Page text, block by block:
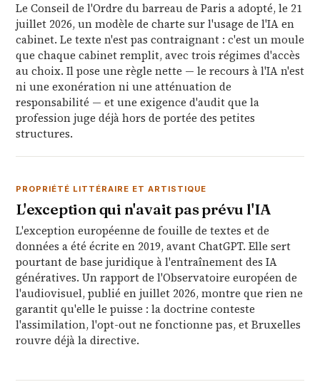
Le Conseil de l'Ordre du barreau de Paris a adopté, le 21
juillet 2026, un modèle de charte sur l'usage de l'IA en
cabinet. Le texte n'est pas contraignant : c'est un moule
que chaque cabinet remplit, avec trois régimes d'accès
au choix. Il pose une règle nette — le recours à l'IA n'est
ni une exonération ni une atténuation de
responsabilité — et une exigence d'audit que la
profession juge déjà hors de portée des petites
structures.
PROPRIÉTÉ LITTÉRAIRE ET ARTISTIQUE
L'exception qui n'avait pas prévu l'IA
L'exception européenne de fouille de textes et de
données a été écrite en 2019, avant ChatGPT. Elle sert
pourtant de base juridique à l'entraînement des IA
génératives. Un rapport de l'Observatoire européen de
l'audiovisuel, publié en juillet 2026, montre que rien ne
garantit qu'elle le puisse : la doctrine conteste
l'assimilation, l'opt-out ne fonctionne pas, et Bruxelles
rouvre déjà la directive.